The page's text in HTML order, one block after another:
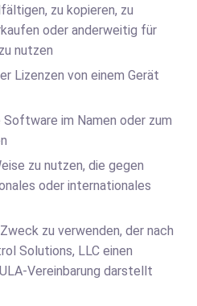
zu kopieren, zu
oder anderweitig für
nutzen
Lizenzen von einem Gerät
im Namen oder zum
zu nutzen, die gegen
oder internationales
zu verwenden, der nach
Solutions, LLC einen
Vereinbarung darstellt